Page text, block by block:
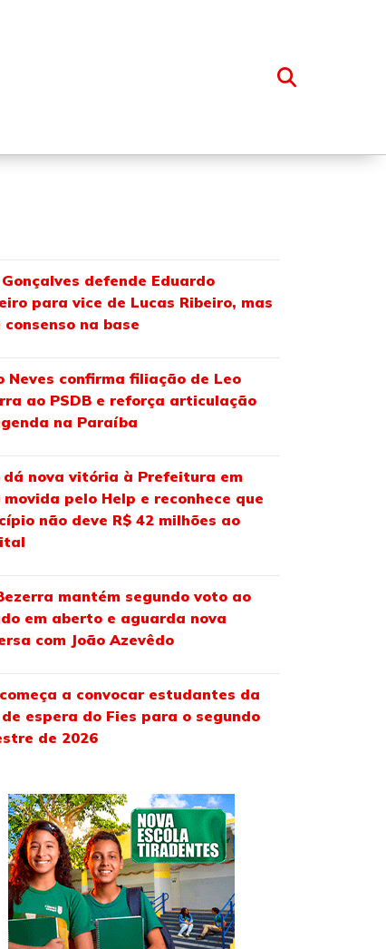
Gonçalves defende Eduardo
para vice de Lucas Ribeiro, mas
consenso na base
Neves confirma filiação de Leo
ao PSDB e reforça articulação
na Paraíba
dá nova vitória à Prefeitura em
movida pelo Help e reconhece que
não deve R$ 42 milhões ao
mantém segundo voto ao
em aberto e aguarda nova
com João Azevêdo
começa a convocar estudantes da
espera do Fies para o segundo
de 2026